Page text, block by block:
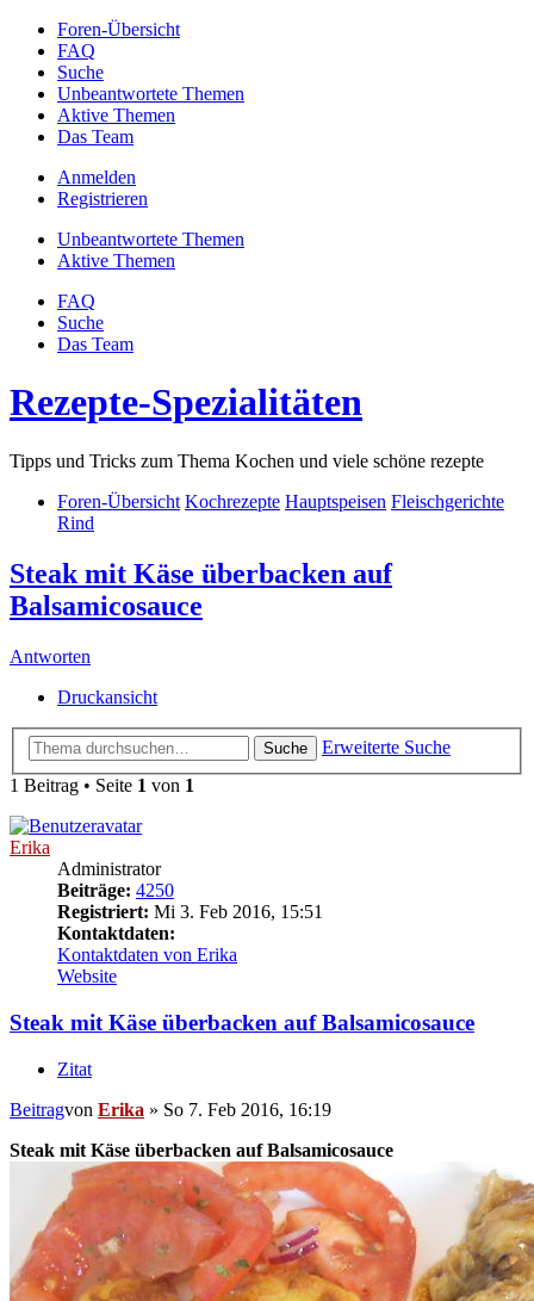
Foren-Übersicht
FAQ
Suche
Unbeantwortete Themen
Aktive Themen
Das Team
Anmelden
Registrieren
Unbeantwortete Themen
Aktive Themen
FAQ
Suche
Das Team
Rezepte-Spezialitäten
Tipps und Tricks zum Thema Kochen und viele schöne rezepte
Foren-Übersicht Kochrezepte Hauptspeisen Fleischgerichte
Rind
Steak mit Käse überbacken auf
Balsamicosauce
Antworten
Druckansicht
Suche
Erweiterte Suche
1 Beitrag • Seite 1 von 1
Erika
Administrator
Beiträge: 4250
Registriert: Mi 3. Feb 2016, 15:51
Kontaktdaten:
Kontaktdaten von Erika
Website
Steak mit Käse überbacken auf Balsamicosauce
Zitat
Beitragvon Erika » So 7. Feb 2016, 16:19
Steak mit Käse überbacken auf Balsamicosauce